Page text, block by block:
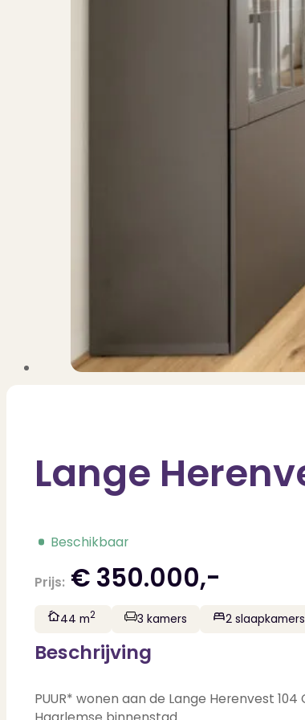
Lange
Beschikbaar
Prijs: € 350.000,-
44 m2 3 kamers 2 slaapkamers
Beschrijving
PUUR* wonen aan de Lange Herenvest